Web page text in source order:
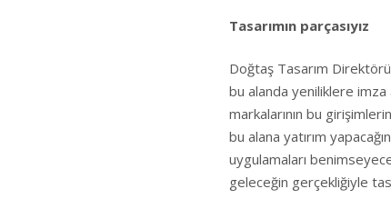
Tasarımın parçasıyız
Doğtaş Tasarım
bu alanda yeniliklere imza
markalarının bu
bu alana yatırım
uygulamaları
geleceğin gerçekliğiyle